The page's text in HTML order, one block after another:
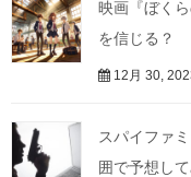
映画『ぼく
を信じる？
12月 30,
スパイファ
囲で予想して